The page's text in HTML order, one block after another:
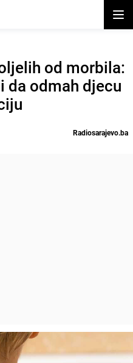
od morbila:
da odmah djecu
Radiosarajevo.ba